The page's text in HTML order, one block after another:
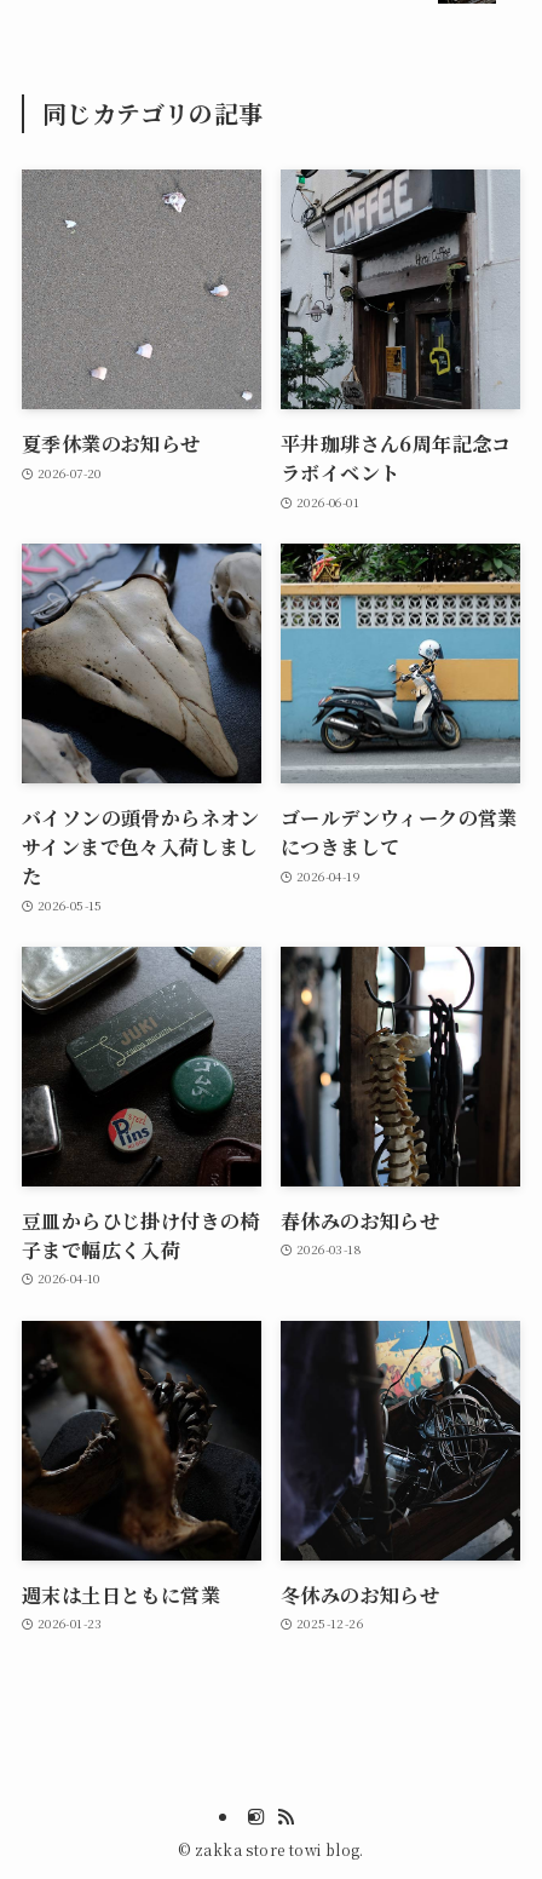
同じカテゴリの記事
夏季休業のお知らせ
2026-07-20
平井珈琲さん6周年記念コ
ラボイベント
2026-06-01
バイソンの頭骨からネオン
サインまで色々入荷しまし
た
2026-05-15
ゴールデンウィークの営業
につきまして
2026-04-19
豆皿からひじ掛け付きの椅
子まで幅広く入荷
2026-04-10
春休みのお知らせ
2026-03-18
週末は土日ともに営業
2026-01-23
冬休みのお知らせ
2025-12-26
© zakka store towi blog.